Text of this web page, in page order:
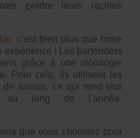
perdre leurs racines
, c’est bien plus que boire
expérience ! Les bartenders
grâce à une mixologie
Pour cela, ils utilisent les
de saison, ce qui rend leur
au long de l’année.
que vous choisirez pour